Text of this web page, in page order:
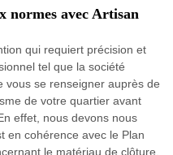
normes avec Artisan
qui requiert précision et
tel que la société
vous se renseigner auprès de
de votre quartier avant
effet, nous devons nous
en cohérence avec le Plan
le matériau de clôture,